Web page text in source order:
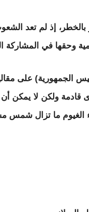
بالخطر، إذ لم تعد
وحقها في المشاركة
الجمهورية) على
ولكن لا يمكن أن
الغيوم ما تزال شمس